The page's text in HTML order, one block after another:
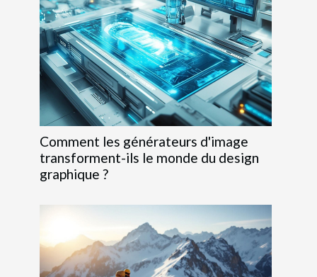
Comment les générateurs d'image
transforment-ils le monde du design
graphique ?